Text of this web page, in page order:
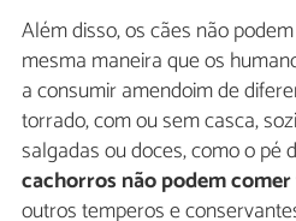
Além disso, os cães não
mesma maneira que os
a consumir amendoim de
torrado, com ou sem casca,
salgadas ou doces, como o pé
cachorros não podem
outros temperos e